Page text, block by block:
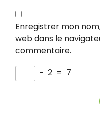
Enregistrer mon
web dans le
commentaire.
− 2 = 7